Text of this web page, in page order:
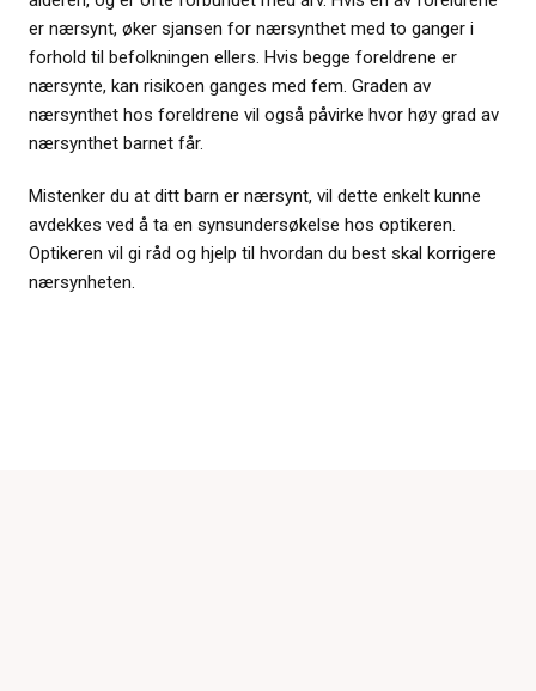
er nærsynt, øker sjansen for nærsynthet med to ganger i
forhold til befolkningen ellers. Hvis begge foreldrene er
nærsynte, kan risikoen ganges med fem. Graden av
nærsynthet hos foreldrene vil også påvirke hvor høy grad av
nærsynthet barnet får.
Mistenker du at ditt barn er nærsynt, vil dette enkelt kunne
avdekkes ved å ta en synsundersøkelse hos optikeren.
Optikeren vil gi råd og hjelp til hvordan du best skal korrigere
nærsynheten.